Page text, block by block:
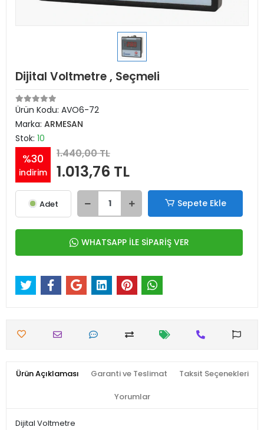
Dijital Voltmetre , Seçmeli
Ürün Kodu: AVO6-72
Marka: ARMESAN
Stok: 10
%30
indirim
1.440,00 TL
1.013,76 TL
Adet Sepete Ekle
WHATSAPP İLE SİPARİŞ VER
Ürün Açıklaması Garanti ve Teslimat Taksit Seçenekleri
Yorumlar
Dijital Voltmetre